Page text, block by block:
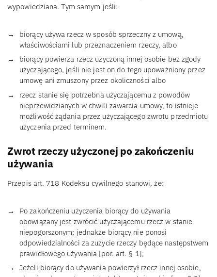
wypowiedziana. Tym samym jeśli:
biorący używa rzecz w sposób sprzeczny z umową,
właściwościami lub przeznaczeniem rzeczy, albo
biorący powierza rzecz użyczoną innej osobie bez zgody
użyczającego, jeśli nie jest on do tego upoważniony przez
umowę ani zmuszony przez okoliczności albo
rzecz stanie się potrzebna użyczającemu z powodów
nieprzewidzianych w chwili zawarcia umowy, to istnieje
możliwość żądania przez użyczającego zwrotu przedmiotu
użyczenia przed terminem.
Zwrot rzeczy użyczonej po zakończeniu
używania
Przepis art. 718 Kodeksu cywilnego stanowi, że:
Po zakończeniu użyczenia biorący do używania
obowiązany jest zwrócić użyczającemu rzecz w stanie
niepogorszonym; jednakże biorący nie ponosi
odpowiedzialności za zużycie rzeczy będące następstwem
prawidłowego używania [por. art. § 1];
Jeżeli biorący do używania powierzył rzecz innej osobie,